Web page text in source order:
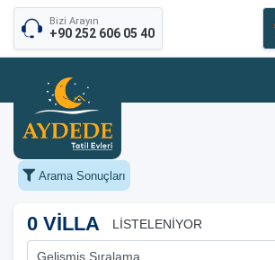
Bizi Arayın
+90 252 606 05 40
Arama Sonuçları
0 VİLLA LİSTELENİYOR